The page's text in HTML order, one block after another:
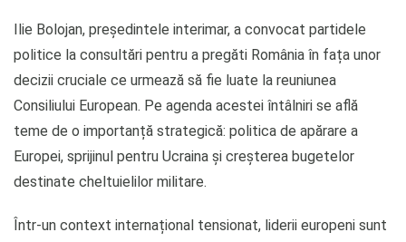
Ilie Bolojan, președintele interimar, a convocat partidele
politice la consultări pentru a pregăti România în fața unor
decizii cruciale ce urmează să fie luate la reuniunea
Consiliului European. Pe agenda acestei întâlniri se află
teme de o importanță strategică: politica de apărare a
Europei, sprijinul pentru Ucraina și creșterea bugetelor
destinate cheltuielilor militare.
Într-un context internațional tensionat, liderii europeni sunt